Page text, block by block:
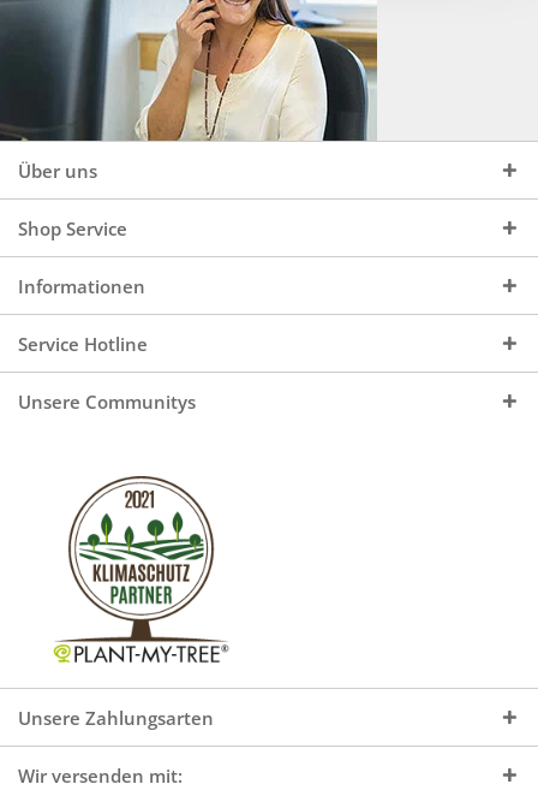
Über uns
Shop Service
Informationen
Service Hotline
Unsere Communitys
Unsere Zahlungsarten
Wir versenden mit: